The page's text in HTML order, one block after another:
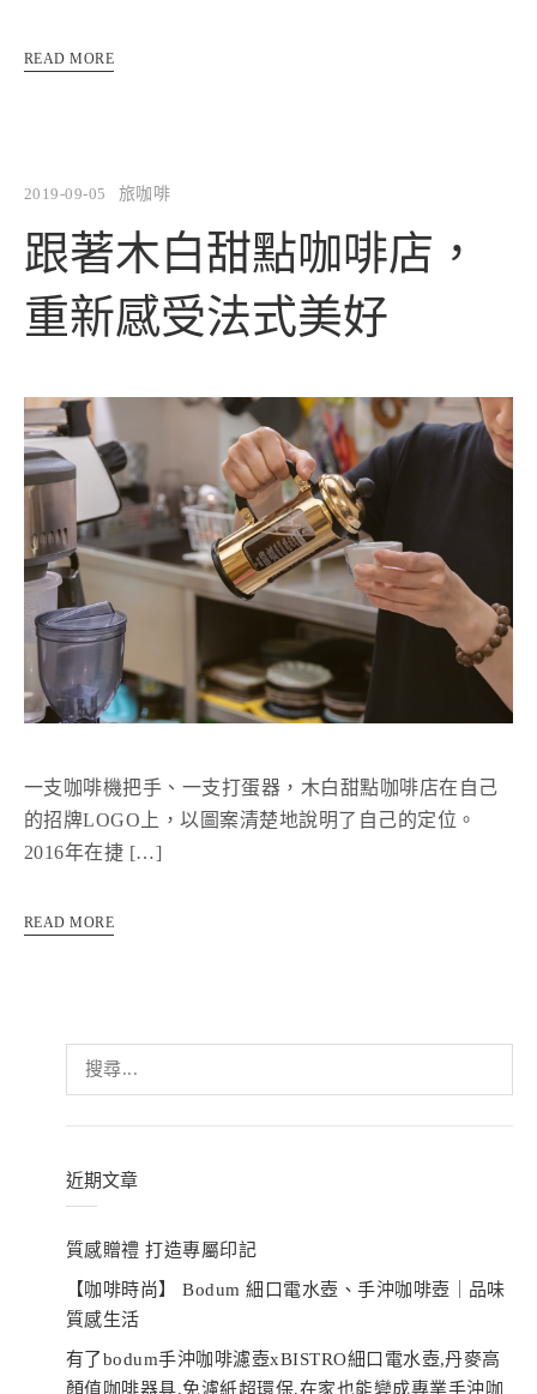
READ MORE
2019-09-05 旅咖啡
跟著木白甜點咖啡店，
重新感受法式美好
一支咖啡機把手、一支打蛋器，木白甜點咖啡店在自己
的招牌LOGO上，以圖案清楚地說明了自己的定位。
2016年在捷 […]
READ MORE
字:
近期文章
質感贈禮 打造專屬印記
【咖啡時尚】 Bodum 細口電水壺、手沖咖啡壺｜品味
質感生活
有了bodum手沖咖啡濾壺xBISTRO細口電水壺,丹麥高
顏值咖啡器具,免濾紙超環保,在家也能變成專業手沖咖